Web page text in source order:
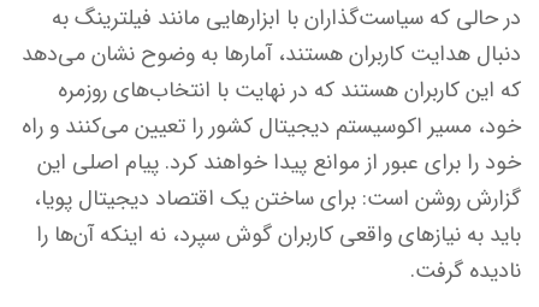
در حالی که سیاست‌گذاران با ابزارهایی مانند فیلترینگ به
دنبال هدایت کاربران هستند، آمارها به وضوح نشان می‌دهد
که این کاربران هستند که در نهایت با انتخاب‌های روزمره
خود، مسیر اکوسیستم دیجیتال کشور را تعیین می‌کنند و راه
خود را برای عبور از موانع پیدا خواهند کرد. پیام اصلی این
گزارش روشن است: برای ساختن یک اقتصاد دیجیتال پویا،
باید به نیازهای واقعی کاربران گوش سپرد، نه اینکه آن‌ها را
نادیده گرفت.